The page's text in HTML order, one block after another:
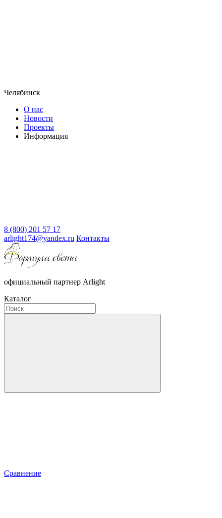
Челябинск
О нас
Новости
Проекты
Информация
8 (800) 201 57 17
arlight174@yandex.ru Контакты
официальный партнер Arlight
Каталог
Сравнение